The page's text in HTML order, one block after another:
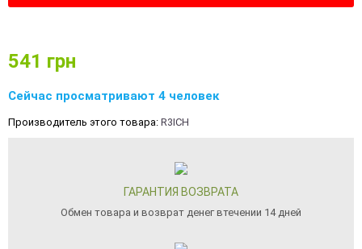
541 грн
Сейчас просматривают 4 человек
Производитель этого товара: R3ICH
ГАРАНТИЯ ВОЗВРАТА
Обмен товара и возврат денег втечении 14 дней